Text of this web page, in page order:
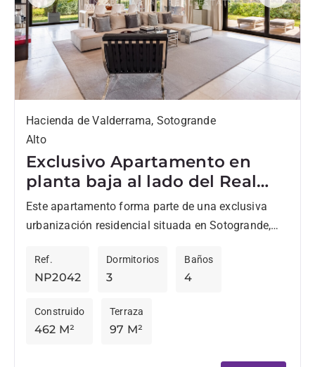
Hacienda de Valderrama, Sotogrande
Alto
Exclusivo Apartamento en
planta baja al lado del Real
Club Valderrama
Este apartamento forma parte de una exclusiva
urbanización residencial situada en Sotogrande,
Ubicada en una pequeña comunidad de...
NP2042
Ref.
3
Dormitorios
4
Baños
462 M²
Construido
97 M²
Terraza